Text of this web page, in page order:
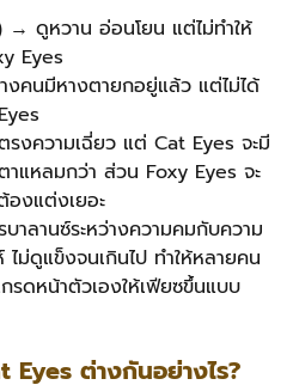
→ ดูหวาน อ่อนโยน แต่ไม่ทำให้
Eyes
คนมีหางตายกอยู่แล้ว แต่ไม่ได้
งความเฉี่ยว แต่ Cat Eyes จะมี
าแหลมกว่า ส่วน Foxy Eyes จะ
องแต่งเยอะ
บาลานซ์ระหว่างความคมกับความ
ม่ดูแข็งจนเกินไป ทำให้หลายคน
รดหน้าตัวเองให้เฟียซขึ้นแบบ
Eyes ต่างกันอย่างไร?